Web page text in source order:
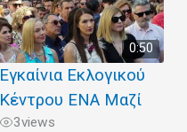
0:50
Εγκαίνια Εκλογικού
Κέντρου ΕΝΑ Μαζί
3views